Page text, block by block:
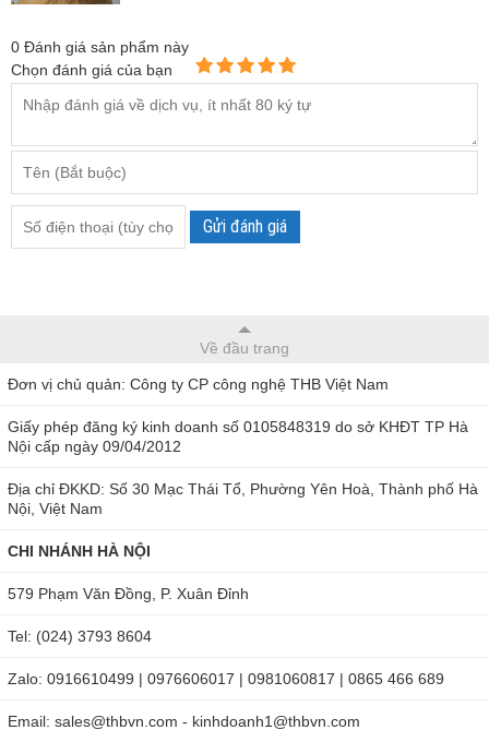
0 Đánh giá sản phẩm này
Chọn đánh giá của bạn
Gửi đánh giá
Về đầu trang
Đơn vị chủ quản: Công ty CP công nghệ THB Việt Nam
Giấy phép đăng ký kinh doanh số 0105848319 do sở KHĐT TP Hà
Nội cấp ngày 09/04/2012
Địa chỉ ĐKKD: Số 30 Mạc Thái Tổ, Phường Yên Hoà, Thành phố Hà
Nội, Việt Nam
CHI NHÁNH HÀ NỘI
579 Phạm Văn Đồng, P. Xuân Đỉnh
Tel: (024) 3793 8604
Zalo: 0916610499 | 0976606017 | 0981060817 | 0865 466 689
Email: sales@thbvn.com - kinhdoanh1@thbvn.com